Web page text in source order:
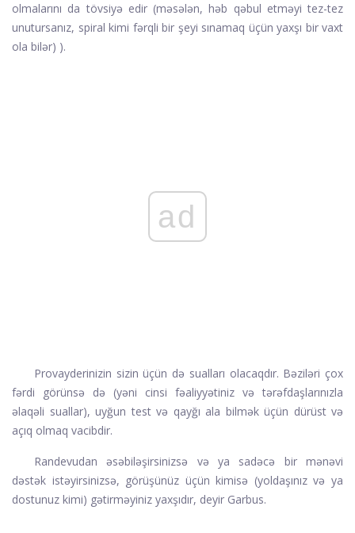
olmalarını da tövsiyə edir (məsələn, həb qəbul etməyi tez-tez
unutursanız, spiral kimi fərqli bir şeyi sınamaq üçün yaxşı bir vaxt
ola bilər) ).
ad
Provayderinizin sizin üçün də sualları olacaqdır. Bəziləri çox
fərdi görünsə də (yəni cinsi fəaliyyətiniz və tərəfdaşlarınızla
əlaqəli suallar), uyğun test və qayğı ala bilmək üçün dürüst və
açıq olmaq vacibdir.
Randevudan əsəbiləşirsinizsə və ya sadəcə bir mənəvi
dəstək istəyirsinizsə, görüşünüz üçün kimisə (yoldaşınız və ya
dostunuz kimi) gətirməyiniz yaxşıdır, deyir Garbus.